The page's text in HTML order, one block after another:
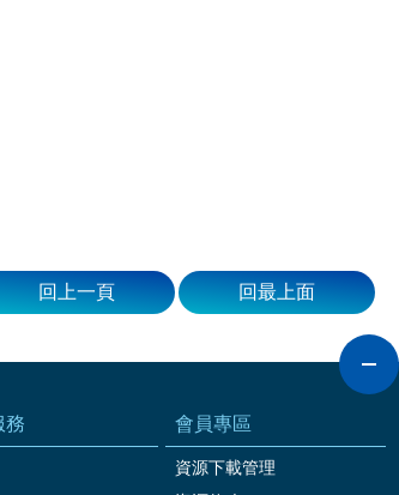
回上一頁 回最上面
務 會員專區
資源下載管理